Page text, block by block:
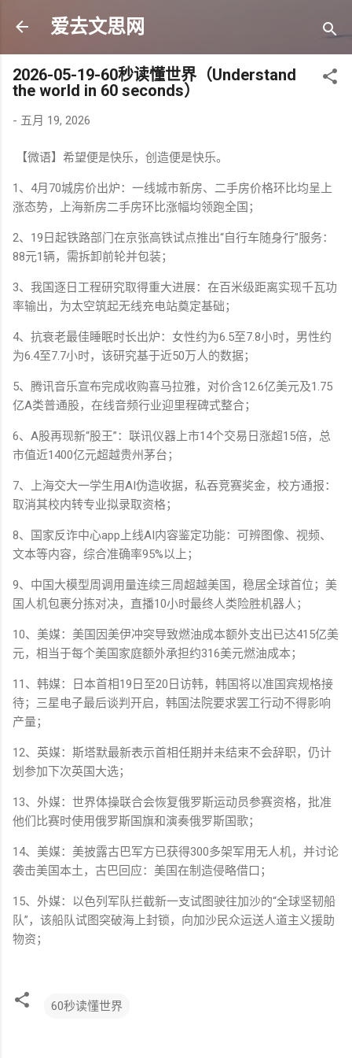
跳至主要内容
爱去文思网
2026-05-19-60秒读懂世界（Understand
the world in 60 seconds）
- 五月 19, 2026
【微语】希望便是快乐，创造便是快乐。
1、4月70城房价出炉：一线城市新房、二手房价格环比均呈上
涨态势，上海新房二手房环比涨幅均领跑全国；
2、19日起铁路部门在京张高铁试点推出“自行车随身行”服务：
88元1辆，需拆卸前轮并包装；
3、我国逐日工程研究取得重大进展：在百米级距离实现千瓦功
率输出，为太空筑起无线充电站奠定基础；
4、抗衰老最佳睡眠时长出炉：女性约为6.5至7.8小时，男性约
为6.4至7.7小时，该研究基于近50万人的数据；
5、腾讯音乐宣布完成收购喜马拉雅，对价含12.6亿美元及1.75
亿A类普通股，在线音频行业迎里程碑式整合；
6、A股再现新“股王”：联讯仪器上市14个交易日涨超15倍，总
市值近1400亿元超越贵州茅台；
7、上海交大一学生用AI伪造收据，私吞竞赛奖金，校方通报：
取消其校内转专业拟录取资格；
8、国家反诈中心app上线AI内容鉴定功能：可辨图像、视频、
文本等内容，综合准确率95%以上；
9、中国大模型周调用量连续三周超越美国，稳居全球首位；美
国人机包裹分拣对决，直播10小时最终人类险胜机器人；
10、美媒：美国因美伊冲突导致燃油成本额外支出已达415亿美
元，相当于每个美国家庭额外承担约316美元燃油成本；
11、韩媒：日本首相19日至20日访韩，韩国将以准国宾规格接
待；三星电子最后谈判开启，韩国法院要求罢工行动不得影响
产量；
12、英媒：斯塔默最新表示首相任期并未结束不会辞职，仍计
划参加下次英国大选；
13、外媒：世界体操联合会恢复俄罗斯运动员参赛资格，批准
他们比赛时使用俄罗斯国旗和演奏俄罗斯国歌；
14、美媒：美披露古巴军方已获得300多架军用无人机，并讨论
袭击美国本土，古巴回应：美国在制造侵略借口；
15、外媒：以色列军队拦截新一支试图驶往加沙的“全球坚韧船
队”，该船队试图突破海上封锁，向加沙民众运送人道主义援助
物资；
60秒读懂世界